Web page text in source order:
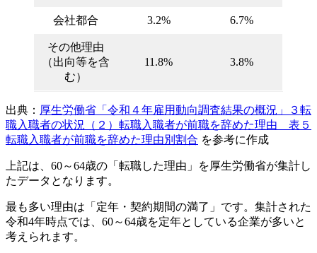
会社都合 3.2% 6.7%
その他理由
（出向等を含
む）
11.8% 3.8%
出典： 厚生労働省「令和４年雇用動向調査結果の概況」３転
職入職者の状況（２）転職入職者が前職を辞めた理由 表５
転職入職者が前職を辞めた理由別割合 を参考に作成
上記は、60～64歳の「転職した理由」を厚生労働省が集計し
たデータとなります。
最も多い理由は「定年・契約期間の満了」です。集計された
令和4年時点では、60～64歳を定年としている企業が多いと
考えられます。